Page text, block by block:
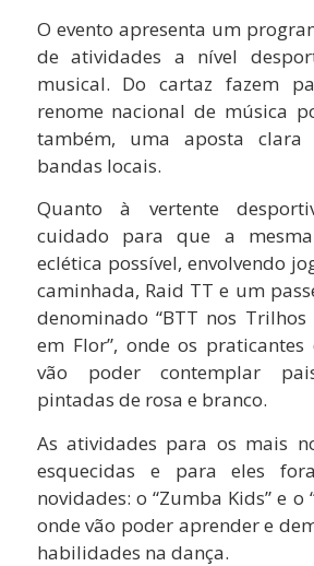
O evento apresenta um
de atividades a nível
musical. Do cartaz fazem
renome nacional de música
também, uma aposta
bandas locais.
Quanto à vertente
cuidado para que a
eclética possível, envolvendo
caminhada, Raid TT e um
denominado “BTT nos
em Flor”, onde os
vão poder contemplar
pintadas de rosa e branco.
As atividades para os mais
esquecidas e para eles
novidades: o “Zumba Kids” e o
onde vão poder aprender e
habilidades na dança.